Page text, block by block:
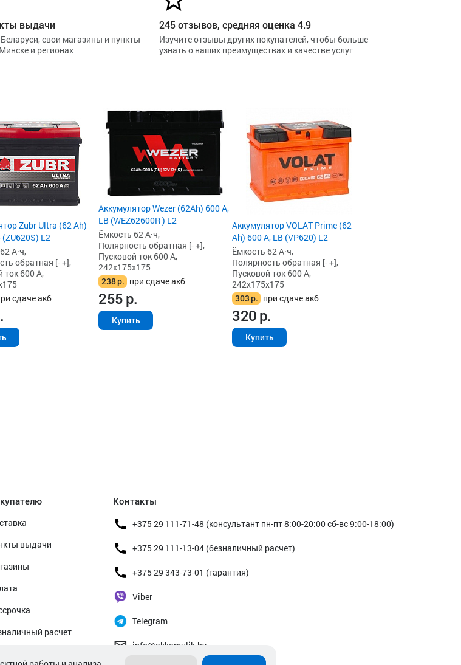
выдачи
свои магазины и пункты
и регионах
245 отзывов, средняя оценка 4.9
Изучите отзывы других покупателей, чтобы больше
узнать о наших преимуществах и качестве услуг
Zubr Ultra (62 Ah)
(ZU620S) L2
А·ч,
обратная [- +],
ток 600 А,
сдаче акб
Аккумулятор Wezer (62Ah) 600 А,
LB (WEZ62600R ) L2
Ёмкость 62 А·ч,
Полярность обратная [- +],
Пусковой ток 600 А,
242x175x175
238р. при сдаче акб
255р.
Купить
Аккумулятор VOLAT Prime (62
Ah) 600 А, LB (VP620) L2
Ёмкость 62 А·ч,
Полярность обратная [- +],
Пусковой ток 600 А,
242x175x175
303р. при сдаче акб
320р.
Купить
выдачи
расчет
Контакты
+375 29 111-71-48 (консультант пн-пт 8:00-20:00 сб-вс 9:00-18:00)
+375 29 111-13-04 (безналичный расчет)
+375 29 343-73-01 (гарантия)
Viber
Telegram
info@akkamulik.by